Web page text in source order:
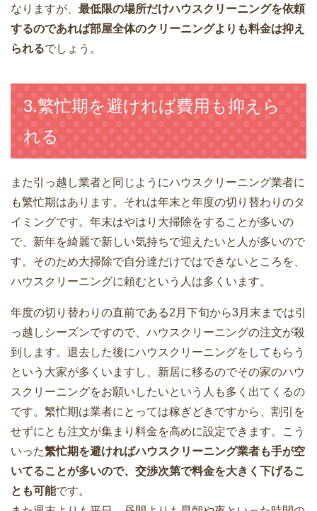
なりますが、 最低限の場所だけハウスクリーニングを依頼
するのであれば部屋全体のクリーニングよりも料金は抑え
られるでしょう。
3.繁忙期を避ければ費用も抑えら
れる
また引っ越し業者と同じようにハウスクリーニング業者に
も繁忙期はあります。それは年末と年度の切り替わりのタ
イミングです。年末はやはり大掃除をすることが多いの
で、新年を綺麗で新しい気持ちで迎えたいと人が多いので
す。そのため大掃除で自分達だけではできないところを、
ハウスクリーニングに頼むという人は多くいます。
年度の切り替わりの直前である2月下旬から3月末までは引
っ越しシーズンですので、ハウスクリーニングの注文が殺
到します。退去した後にハウスクリーニングをしてもらう
という大家が多くいますし、新居に移るのでその家のハウ
スクリーニングをお願いしたいという人も多く出てくるの
です。繁忙期は業者にとっては稼ぎどきですから、割引を
せずにとも注文が集まり料金を高めに設定できます。こう
いった繁忙期を避ければハウスクリーニング業者も手が空
いてることが多いので、交渉次第で料金を大きく下げるこ
とも可能です。